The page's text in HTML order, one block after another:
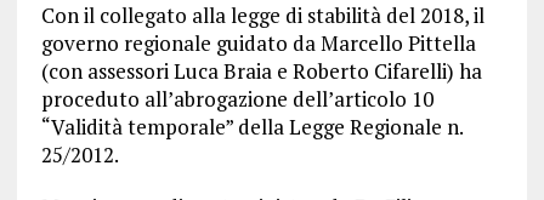
Con il collegato alla legge di stabilità del 2018, il
governo regionale guidato da Marcello Pittella
(con assessori Luca Braia e Roberto Cifarelli) ha
proceduto all’abrogazione dell’articolo 10
“Validità temporale” della Legge Regionale n.
25/2012.